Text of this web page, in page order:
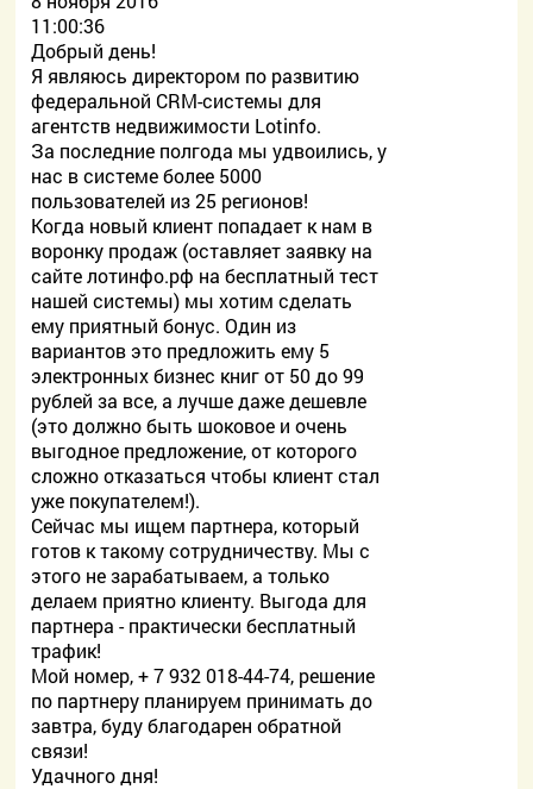
11:00:36
Добрый день!
Я являюсь директором по развитию
федеральной CRM-системы для
агентств недвижимости Lotinfo.
За последние полгода мы удвоились, у
нас в системе более 5000
пользователей из 25 регионов!
Когда новый клиент попадает к нам в
воронку продаж (оставляет заявку на
сайте лотинфо.рф на бесплатный тест
нашей системы) мы хотим сделать
ему приятный бонус. Один из
вариантов это предложить ему 5
электронных бизнес книг от 50 до 99
рублей за все, а лучше даже дешевле
(это должно быть шоковое и очень
выгодное предложение, от которого
сложно отказаться чтобы клиент стал
уже покупателем!).
Сейчас мы ищем партнера, который
готов к такому сотрудничеству. Мы с
этого не зарабатываем, а только
делаем приятно клиенту. Выгода для
партнера - практически бесплатный
трафик!
Мой номер, + 7 932 018-44-74, решение
по партнеру планируем принимать до
завтра, буду благодарен обратной
связи!
Удачного дня!